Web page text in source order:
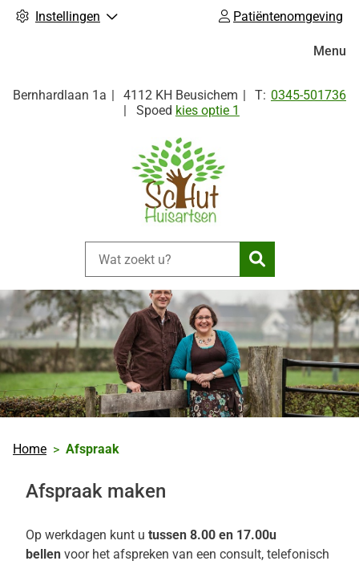
Instellingen Patiëntenomgeving
Bernhardlaan 1a 4112 KH Beusichem Tel:
0345-501736
Spoed kies optie 1
Zoeken
Menu
Home Afspraak
Afspraak maken
Op werkdagen kunt u tussen 8.00 en 17.00u
bellen voor het afspreken van een consult, telefonisch